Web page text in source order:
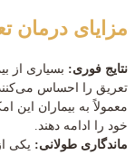
مزایای درمان
نتایج فوری: بسیاری از
تعریق را احساس
معمولاً به بیماران این
خود را ادامه دهند.
ماندگاری طولانی: یکی